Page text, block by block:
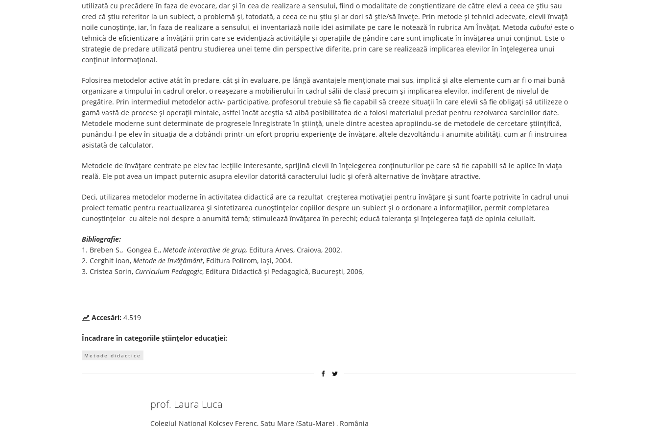
utilizată cu precădere în faza de evocare, dar și în cea de realizare a sensului, fiind o modalitate de conștientizare de către elevi a ceea ce știu sau
cred că știu referitor la un subiect, o problemă și, totodată, a ceea ce nu știu și ar dori să știe/să învețe. Prin metode și tehnici adecvate, elevii învață
noile cunoștințe, iar, în faza de realizare a sensului, ei inventariază noile idei asimilate pe care le notează în rubrica Am Învățat. Metoda cubului este o
tehnică de eficientizare a învățării prin care se evidențiază activitățile și operațiile de gândire care sunt implicate în învățarea unui conținut. Este o
strategie de predare utilizată pentru studierea unei teme din perspective diferite, prin care se realizează implicarea elevilor în înțelegerea unui
conținut informațional.
Folosirea metodelor active atât în predare, cât și în evaluare, pe lângă avantajele menționate mai sus, implică și alte elemente cum ar fi o mai bună
organizare a timpului în cadrul orelor, o reașezare a mobilierului în cadrul sălii de clasă precum și implicarea elevilor, indiferent de nivelul de
pregătire. Prin intermediul metodelor activ- participative, profesorul trebuie să fie capabil să creeze situații în care elevii să fie obligați să utilizeze o
gamă vastă de procese și operații mintale, astfel încât aceștia să aibă posibilitatea de a folosi materialul predat pentru rezolvarea sarcinilor date.
Metodele moderne sunt determinate de progresele înregistrate în știință, unele dintre acestea apropiindu-se de metodele de cercetare științifică,
punându-l pe elev în situația de a dobândi printr-un efort propriu experiențe de învățare, altele dezvoltându-i anumite abilități, cum ar fi instruirea
asistată de calculator.
Metodele de învățare centrate pe elev fac lecțiile interesante, sprijină elevii în înțelegerea conținuturilor pe care să fie capabili să le aplice în viața
reală. Ele pot avea un impact puternic asupra elevilor datorită caracterului ludic și oferă alternative de învățare atractive.
Deci, utilizarea metodelor moderne în activitatea didactică are ca rezultat creșterea motivației pentru învățare și sunt foarte potrivite în cadrul unui
proiect tematic pentru reactualizarea și sintetizarea cunoștințelor copiilor despre un subiect și o ordonare a informațiilor, permit completarea
cunoștințelor cu altele noi despre o anumită temă; stimulează învățarea în perechi; educă toleranța și înțelegerea față de opinia celuilalt.
Bibliografie:
1. Breben S., Gongea E., Metode interactive de grup, Editura Arves, Craiova, 2002.
2. Cerghit Ioan, Metode de învățământ, Editura Polirom, Iași, 2004.
3. Cristea Sorin, Curriculum Pedagogic, Editura Didactică și Pedagogică, București, 2006,
Accesări: 4.519
Încadrare în categoriile științelor educației:
Metode didactice
prof. Laura Luca
Colegiul Național Kolcsey Ferenc, Satu Mare (Satu-Mare) , România